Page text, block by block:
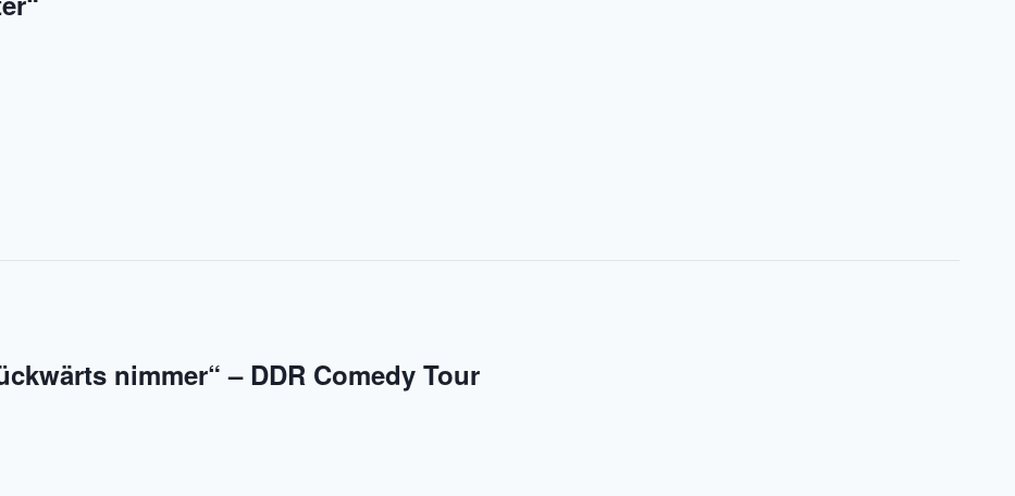
nimmer“ – DDR Comedy Tour